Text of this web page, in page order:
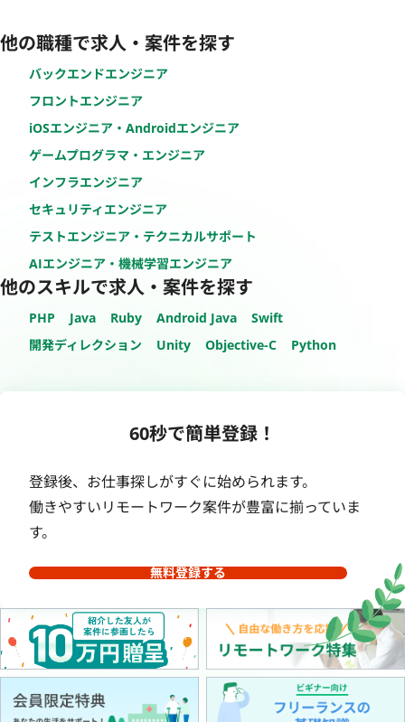
他の職種で求人・案件を探す
バックエンドエンジニア
フロントエンジニア
iOSエンジニア・Androidエンジニア
ゲームプログラマ・エンジニア
インフラエンジニア
セキュリティエンジニア
テストエンジニア・テクニカルサポート
AIエンジニア・機械学習エンジニア
他のスキルで求人・案件を探す
PHP Java Ruby Android Java
Swift
開発ディレクション
Unity Objective-C Python
60秒で簡単登録！
登録後、お仕事探しがすぐに始められます。
働きやすいリモートワーク案件が豊富に揃っていま
す。
無料登録する